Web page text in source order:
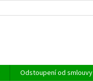
Odstoupení od smlouvy